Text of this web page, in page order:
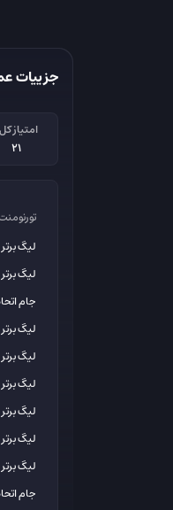
جزییات
امتیاز
21
لیگ برتر
لیگ برتر
جام
لیگ برتر
لیگ برتر
لیگ برتر
لیگ برتر
لیگ برتر
لیگ برتر
جام